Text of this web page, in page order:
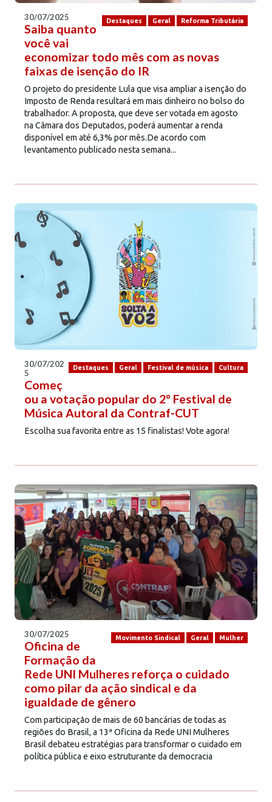
Destaques Geral Reforma Tributária
30/07/2025
Saiba quanto
você vai
economizar todo mês com as novas
faixas de isenção do IR
O projeto do presidente Lula que visa ampliar a isenção do
Imposto de Renda resultará em mais dinheiro no bolso do
trabalhador. A proposta, que deve ser votada em agosto
na Câmara dos Deputados, poderá aumentar a renda
disponível em até 6,3% por mês.De acordo com
levantamento publicado nesta semana...
Destaques Geral Festival de música Cultura
30/07/202
5
Começ
ou a votação popular do 2º Festival de
Música Autoral da Contraf-CUT
Escolha sua favorita entre as 15 finalistas! Vote agora!
Movimento Sindical Geral Mulher
30/07/2025
Oficina de
Formação da
Rede UNI Mulheres reforça o cuidado
como pilar da ação sindical e da
igualdade de gênero
Com participação de mais de 60 bancárias de todas as
regiões do Brasil, a 13ª Oficina da Rede UNI Mulheres
Brasil debateu estratégias para transformar o cuidado em
política pública e eixo estruturante da democracia